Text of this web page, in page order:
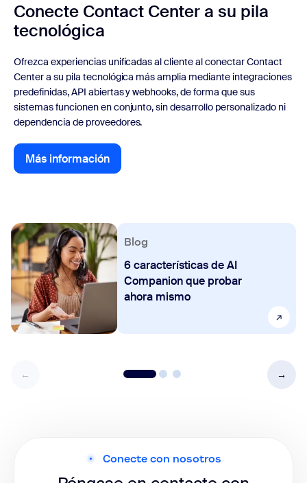
Conecte Contact Center a su pila
tecnológica
Ofrezca experiencias unificadas al cliente al conectar Contact
Center a su pila tecnológica más amplia mediante integraciones
predefinidas, API abiertas y webhooks, de forma que sus
sistemas funcionen en conjunto, sin desarrollo personalizado ni
dependencia de proveedores.
Más información
Más información
Blog
6 características de AI
Companion que probar
ahora mismo
Conecte con nosotros